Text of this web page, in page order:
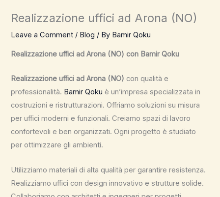
Realizzazione uffici ad Arona (NO)
Leave a Comment / Blog / By Bamir Qoku
Realizzazione uffici ad Arona (NO) con Bamir Qoku
Realizzazione uffici ad Arona (NO) con qualità e
professionalità. Bamir Qoku è un’impresa specializzata in
costruzioni e ristrutturazioni. Offriamo soluzioni su misura
per uffici moderni e funzionali. Creiamo spazi di lavoro
confortevoli e ben organizzati. Ogni progetto è studiato
per ottimizzare gli ambienti.
Utilizziamo materiali di alta qualità per garantire resistenza.
Realizziamo uffici con design innovativo e strutture solide.